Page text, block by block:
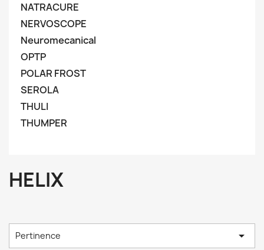
NATRACURE
NERVOSCOPE
Neuromecanical
OPTP
POLAR FROST
SEROLA
THULI
THUMPER
HELIX
Pertinence 